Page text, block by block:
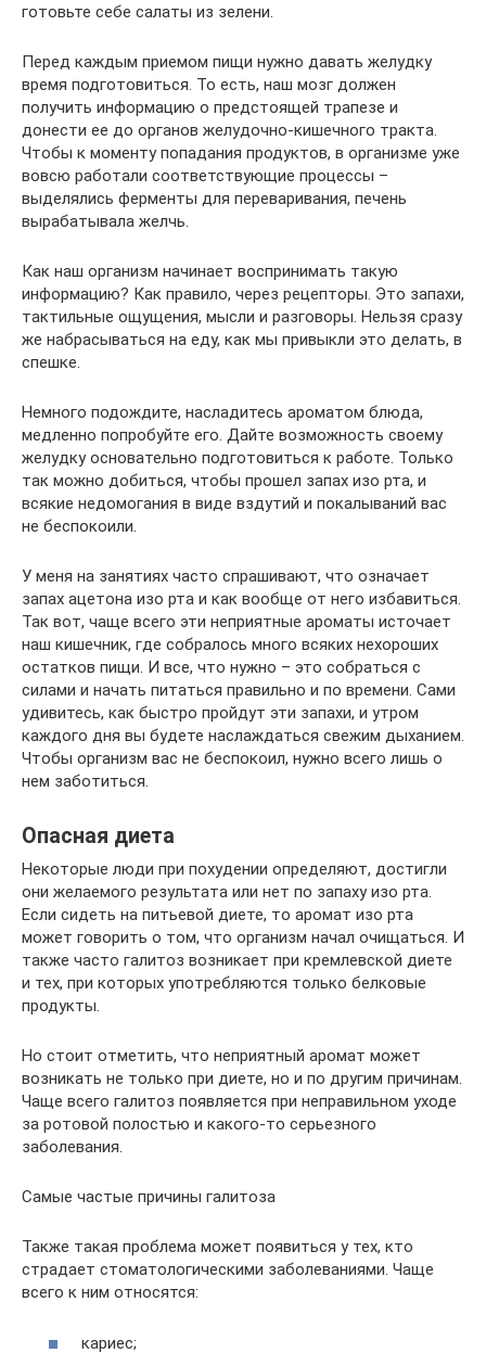
готовьте себе салаты из зелени.
Перед каждым приемом пищи нужно давать желудку
время подготовиться. То есть, наш мозг должен
получить информацию о предстоящей трапезе и
донести ее до органов желудочно-кишечного тракта.
Чтобы к моменту попадания продуктов, в организме уже
вовсю работали соответствующие процессы –
выделялись ферменты для переваривания, печень
вырабатывала желчь.
Как наш организм начинает воспринимать такую
информацию? Как правило, через рецепторы. Это запахи,
тактильные ощущения, мысли и разговоры. Нельзя сразу
же набрасываться на еду, как мы привыкли это делать, в
спешке.
Немного подождите, насладитесь ароматом блюда,
медленно попробуйте его. Дайте возможность своему
желудку основательно подготовиться к работе. Только
так можно добиться, чтобы прошел запах изо рта, и
всякие недомогания в виде вздутий и покалываний вас
не беспокоили.
У меня на занятиях часто спрашивают, что означает
запах ацетона изо рта и как вообще от него избавиться.
Так вот, чаще всего эти неприятные ароматы источает
наш кишечник, где собралось много всяких нехороших
остатков пищи. И все, что нужно – это собраться с
силами и начать питаться правильно и по времени. Сами
удивитесь, как быстро пройдут эти запахи, и утром
каждого дня вы будете наслаждаться свежим дыханием.
Чтобы организм вас не беспокоил, нужно всего лишь о
нем заботиться.
Опасная диета
Некоторые люди при похудении определяют, достигли
они желаемого результата или нет по запаху изо рта.
Если сидеть на питьевой диете, то аромат изо рта
может говорить о том, что организм начал очищаться. И
также часто галитоз возникает при кремлевской диете
и тех, при которых употребляются только белковые
продукты.
Но стоит отметить, что неприятный аромат может
возникать не только при диете, но и по другим причинам.
Чаще всего галитоз появляется при неправильном уходе
за ротовой полостью и какого-то серьезного
заболевания.
Самые частые причины галитоза
Также такая проблема может появиться у тех, кто
страдает стоматологическими заболеваниями. Чаще
всего к ним относятся:
кариес;